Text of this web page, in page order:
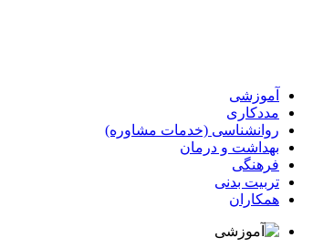
آموزشی
مددکاری
روانشناسی (خدمات مشاوره)
بهداشت و درمان
فرهنگی
تربیت بدنی
همکاران